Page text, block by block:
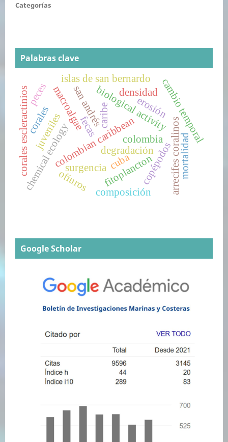
Categorías
Palabras clave
macroalgae
colombian caribbean
chemical ecology
biological activity
arrecifes coralinos
cambio temporal
degradación
fecas
copépodos
fitoplancton
surgencia
corales escleractíniosjuveniles
composición
densidad
san andrés
corales
islas de san bernardo
colombia
caribe erosión
ofiuros
peces
cuba mortalidad
Google Scholar